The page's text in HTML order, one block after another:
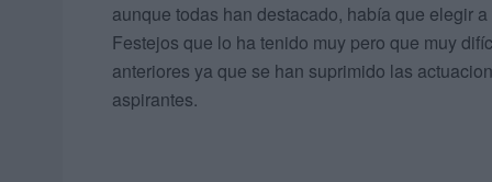
aunque todas han destacado, había que elegir
Festejos que lo ha tenido muy pero que muy
anteriores ya que se han suprimido las
aspirantes.